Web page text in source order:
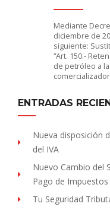
Mediante
diciembre de
siguiente:
“Art. 150.-
de petróleo a
ENTRADAS
Nueva disposición
del IVA
Nuevo Cambio del
Pago de Impuestos
Tu Seguridad